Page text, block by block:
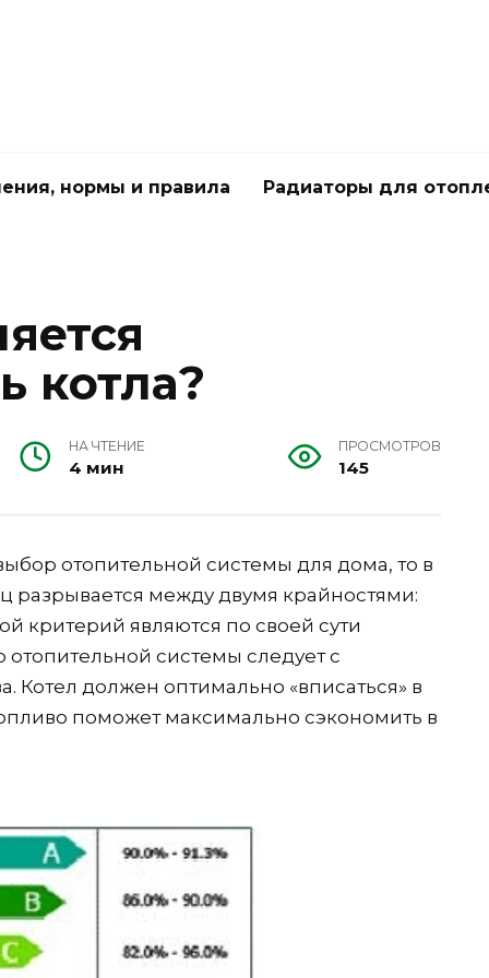
нормы и правила Радиаторы для
котла?
НА ЧТЕНИЕ
4 мин
ПРОСМОТРОВ
145
отопительной системы для дома, то в
разрывается между двумя крайностями:
критерий являются по своей сути
системы следует с
Котел должен оптимально «вписаться» в
поможет максимально сэкономить в